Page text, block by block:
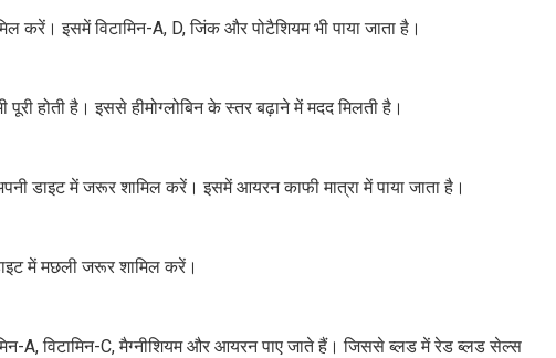
करें। इसमें विटामिन-A, D, जिंक और पोटैशियम भी पाया जाता है।
होती है। इससे हीमोग्लोबिन के स्तर बढ़ाने में मदद मिलती है।
डाइट में जरूर शामिल करें। इसमें आयरन काफी मात्रा में पाया जाता है।
में मछली जरूर शामिल करें।
A, विटामिन-C, मैग्नीशियम और आयरन पाए जाते हैं। जिससे ब्लड में रेड ब्लड सेल्स